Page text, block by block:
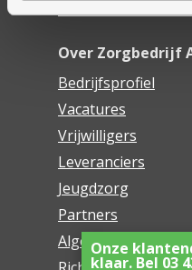
Onze
klaar. Bel 03
Over Zorgbedrijf
Bedrijfsprofiel
Vacatures
Vrijwilligers
Leveranciers
Jeugdzorg
Partners
Algemene